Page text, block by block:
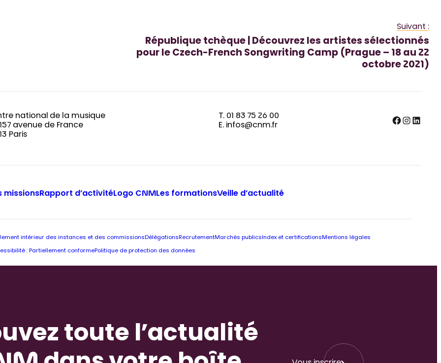
Suivant :
République tchèque | Découvrez les artistes sélectionnés
pour le Czech-French Songwriting Camp (Prague – 18 au 22
octobre 2021)
national de la musique
157 avenue de France
Paris
T. 01 83 75 26 00
E. infos@cnm.fr
Facebook InstagramLinkedIn
missionsRapport d’activitéLogo CNMLes formationsVeille d’actualité
intérieur des instances et des commissions Délégations RecrutementMarchés publics Index et certifications Mentions légales
: Partiellement conformePolitique de protection des données
toute l’actualité